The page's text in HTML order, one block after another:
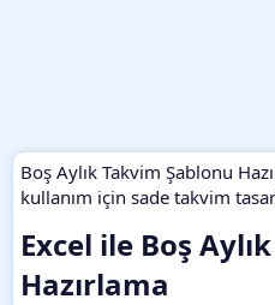
Boş Aylık Takvim Şablonu
kullanım için sade takvim
Excel ile Boş
Hazırlama​